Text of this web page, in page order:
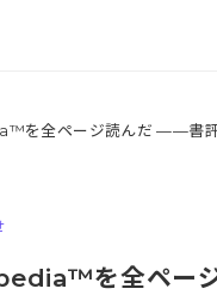
を全ページ読んだ ——書評
を全ペー